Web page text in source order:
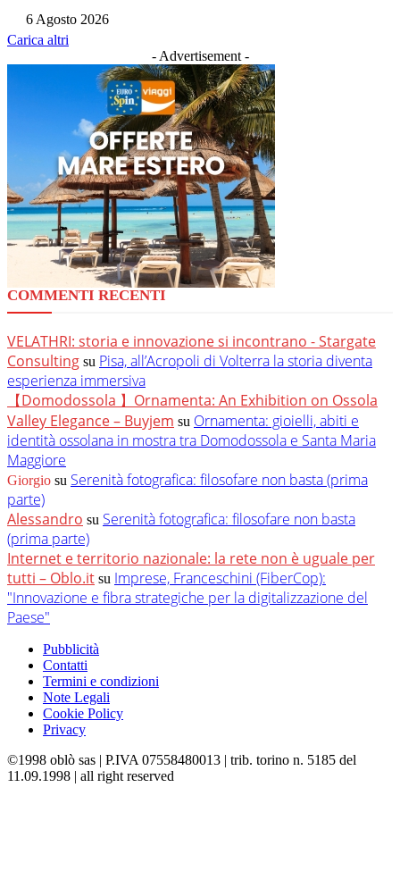
6 Agosto 2026
Carica altri
- Advertisement -
COMMENTI RECENTI
VELATHRI: storia e innovazione si incontrano - Stargate
Consulting su Pisa, all’Acropoli di Volterra la storia diventa
esperienza immersiva
【Domodossola 】Ornamenta: An Exhibition on Ossola
Valley Elegance – Buyjem su Ornamenta: gioielli, abiti e
identità ossolana in mostra tra Domodossola e Santa Maria
Maggiore
Giorgio su Serenità fotografica: filosofare non basta (prima
parte)
Alessandro su Serenità fotografica: filosofare non basta
(prima parte)
Internet e territorio nazionale: la rete non è uguale per
tutti – Oblo.it su Imprese, Franceschini (FiberCop):
"Innovazione e fibra strategiche per la digitalizzazione del
Paese"
Pubblicità
Contatti
Termini e condizioni
Note Legali
Cookie Policy
Privacy
©1998 oblò sas | P.IVA 07558480013 | trib. torino n. 5185 del
11.09.1998 | all right reserved